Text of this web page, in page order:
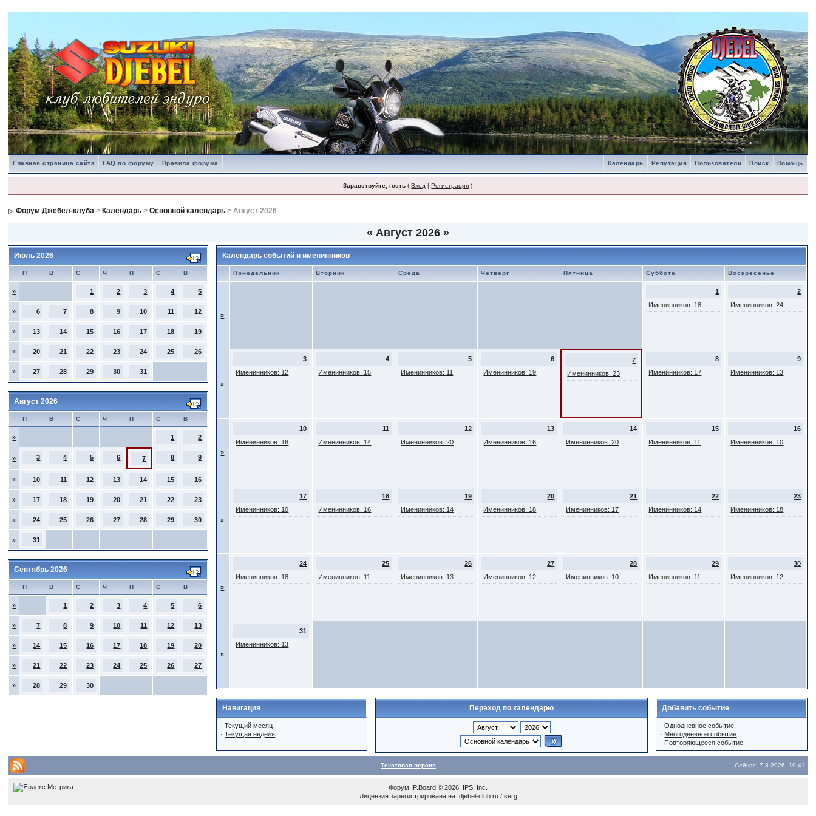
Главная страница сайта FAQ по форуму Правила форума Помощь
Поиск
Пользователи
Репутация
Календарь
Здравствуйте, гость (Вход |Регистрация )
Форум Джебел-клуба > Календарь >Основной календарь > Август 2026
« Август 2026 »
Июль 2026
П В С Ч П С В
» 1 2 3 4 5
» 6 7 8 9 10 11 12
» 13 14 15 16 17 18 19
» 20 21 22 23 24 25 26
» 27 28 29 30 31
Август 2026
П В С Ч П С В
» 1 2
» 3 4 5 6 7 8 9
» 10 11 12 13 14 15 16
» 17 18 19 20 21 22 23
» 24 25 26 27 28 29 30
» 31
Сентябрь 2026
П В С Ч П С В
» 1 2 3 4 5 6
» 7 8 9 10 11 12 13
» 14 15 16 17 18 19 20
» 21 22 23 24 25 26 27
» 28 29 30
Календарь событий и именинников
Понедельник Вторник Среда Четверг Пятница Суббота Воскресенье
»
1
Именинников: 18
2
Именинников: 24
»
3
Именинников: 12
4
Именинников: 15
5
Именинников: 11
6
Именинников: 19
7
Именинников: 23
8
Именинников: 17
9
Именинников: 13
»
10
Именинников: 16
11
Именинников: 14
12
Именинников: 20
13
Именинников: 16
14
Именинников: 20
15
Именинников: 11
16
Именинников: 10
»
17
Именинников: 10
18
Именинников: 16
19
Именинников: 14
20
Именинников: 18
21
Именинников: 17
22
Именинников: 14
23
Именинников: 18
»
24
Именинников: 18
25
Именинников: 11
26
Именинников: 13
27
Именинников: 12
28
Именинников: 10
29
Именинников: 11
30
Именинников: 12
»
31
Именинников: 13
Навигация
·Текущий месяц
·Текущая неделя
Переход по календарю Добавить событие
·Однодневное событие
· Многодневное событие
·Повторяющееся событие
Текстовая версия Сейчас: 7.8.2026, 19:41
Форум IP.Board © 2026 IPS, Inc
Лицензия зарегистрирована на: djebel-club.ru / serg